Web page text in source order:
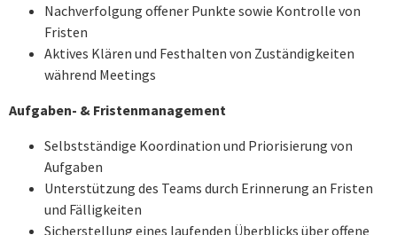
Nachverfolgung offener Punkte sowie Kontrolle von
Fristen
Aktives Klären und Festhalten von Zuständigkeiten
während Meetings
Aufgaben- & Fristenmanagement
Selbstständige Koordination und Priorisierung von
Aufgaben
Unterstützung des Teams durch Erinnerung an Fristen
und Fälligkeiten
Sicherstellung eines laufenden Überblicks über offene